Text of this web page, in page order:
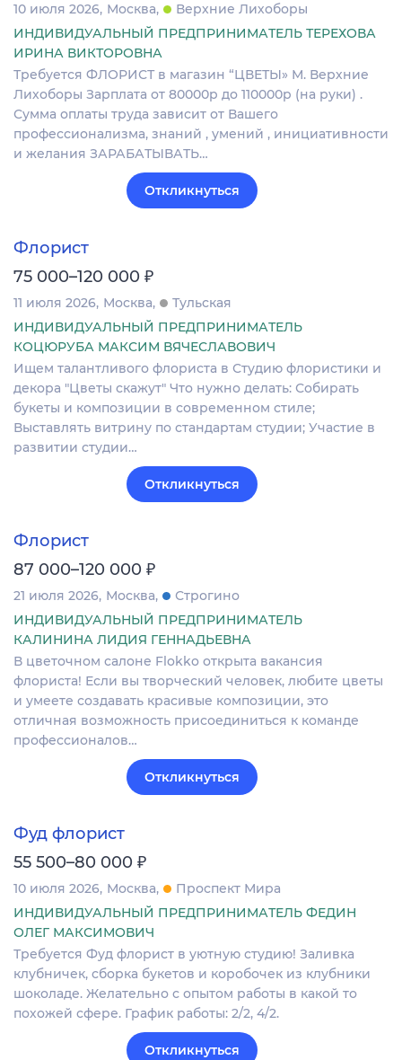
10 июля 2026 Москва
Верхние Лихоборы
ИНДИВИДУАЛЬНЫЙ ПРЕДПРИНИМАТЕЛЬ ТЕРЕХОВА
ИРИНА ВИКТОРОВНА
Требуется ФЛОРИСТ в магазин “ЦВЕТЫ» М. Верхние
Лихоборы Зарплата от 80000р до 110000р (на руки) .
Сумма оплаты труда зависит от Вашего
профессионализма, знаний , умений , инициативности
и желания ЗАРАБАТЫВАТЬ…
Откликнуться
Флорист
75 000–120 000 ₽
11 июля 2026 Москва
Тульская
ИНДИВИДУАЛЬНЫЙ ПРЕДПРИНИМАТЕЛЬ
КОЦЮРУБА МАКСИМ ВЯЧЕСЛАВОВИЧ
Ищем талантливого флориста в Студию флористики и
декора "Цветы скажут" Что нужно делать: Собирать
букеты и композиции в современном стиле;
Выставлять витрину по стандартам студии; Участие в
развитии студии…
Откликнуться
Флорист
87 000–120 000 ₽
21 июля 2026 Москва
Строгино
ИНДИВИДУАЛЬНЫЙ ПРЕДПРИНИМАТЕЛЬ
КАЛИНИНА ЛИДИЯ ГЕННАДЬЕВНА
В цветочном салоне Flokko открыта вакансия
флориста! Если вы творческий человек, любите цветы
и умеете создавать красивые композиции, это
отличная возможность присоединиться к команде
профессионалов…
Откликнуться
Фуд флорист
55 500–80 000 ₽
10 июля 2026 Москва
Проспект Мира
ИНДИВИДУАЛЬНЫЙ ПРЕДПРИНИМАТЕЛЬ ФЕДИН
ОЛЕГ МАКСИМОВИЧ
Требуется Фуд флорист в уютную студию! Заливка
клубничек, сборка букетов и коробочек из клубники
шоколаде. Желательно с опытом работы в какой то
похожей сфере. График работы: 2/2, 4/2.
Откликнуться